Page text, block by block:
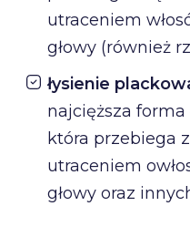
utraceniem
głowy (również
łysienie
najcięższa
która przebiega
utraceniem
głowy oraz